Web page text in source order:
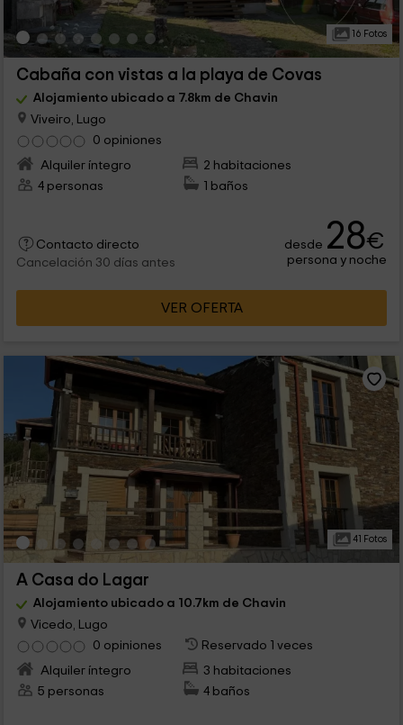
16 Fotos
Cabaña con vistas a la playa de Covas
Alojamiento ubicado a 7.8km de Chavin
Viveiro, Lugo
0 opiniones
Alquiler íntegro
2 habitaciones
4 personas
1 baños
Contacto directo
Cancelación 30 días antes
desde 28€
persona y noche
VER OFERTA
41 Fotos
A Casa do Lagar
Alojamiento ubicado a 10.7km de Chavin
Vicedo, Lugo
0 opiniones
Reservado 1 veces
Alquiler íntegro
3 habitaciones
5 personas
4 baños